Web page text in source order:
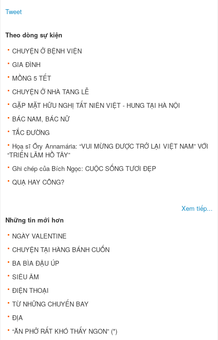
Tweet
Theo dòng sự kiện
CHUYỆN Ở BỆNH VIỆN
GIA ĐÌNH
MỒNG 5 TẾT
CHUYỆN Ở NHÀ TANG LỄ
GẶP MẶT HỮU NGHỊ TẤT NIÊN VIỆT - HUNG TẠI HÀ NỘI
BÁC NAM, BÁC NỮ
TẮC ĐƯỜNG
Họa sĩ Őry Annamária: “VUI MỪNG ĐƯỢC TRỞ LẠI VIỆT NAM” VỚI
“TRIỂN LÃM HỒ TÂY”
Ghi chép của Bích Ngọc: CUỘC SỐNG TƯƠI ĐẸP
QUẠ HAY CÔNG?
Xem tiếp...
Những tin mới hơn
NGÀY VALENTINE
CHUYỆN TẠI HÀNG BÁNH CUỐN
BA BÌA ÐẬU ÚP
SIÊU ÂM
ÐIỆN THOẠI
TỪ NHỮNG CHUYẾN BAY
ĐỊA
“ĂN PHỞ RẤT KHÓ THẤY NGON” (*)